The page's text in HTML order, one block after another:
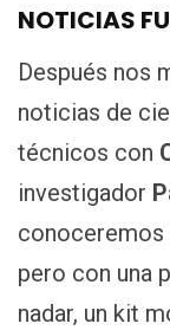
NOTICIAS
Después nos
noticias de
técnicos con
investigador
pero con una
nadar, un kit